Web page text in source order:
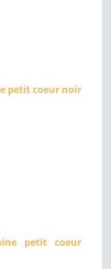
petit coeur noir
petit coeur